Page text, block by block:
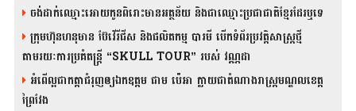
ចង់ដាក់ឈ្មោះអោយកូនពិរោះមានអត្ថន័យ និងជាឈ្មោះប្រជាជាតិខ្មែរដែរឬទេ
ក្រុមហ៊ុនហនុមាន ប៊ែវើរីជីស និង​ផលិតកម្ម បារមី​ បើកទំព័រប្រវត្តិសាស្ត្រថ្មី
តាមរយៈការប្រគំតន្រ្តី “SKULL TOUR” របស់ វណ្ណដា
អំពើល្អជាកត្តាជំរុញឲ្យឯកឧត្តម ជាម ប៉េអា ក្លាយជាតំណាងរាស្ត្រមណ្ឌលខេត្ត
ព្រៃវែង